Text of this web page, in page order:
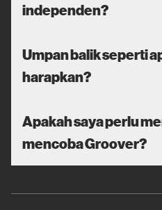
independen?
Umpan balik seperti
harapkan?
Apakah saya perlu
mencoba Groover?